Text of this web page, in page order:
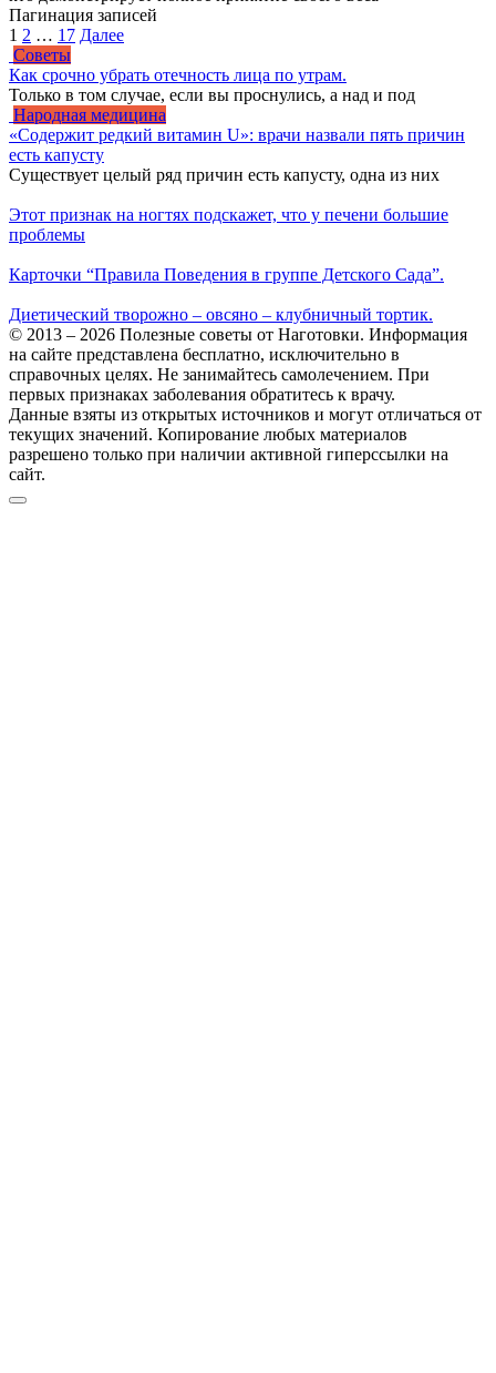
Пагинация записей
1 2 … 17 Далее
Советы
Как срочно убрать отечность лица по утрам.
Только в том случае, если вы проснулись, а над и под
Народная медицина
«Содержит редкий витамин U»: врачи назвали пять причин
есть капусту
Существует целый ряд причин есть капусту, одна из них
Этот признак на ногтях подскажет, что у печени большие
проблемы
Карточки “Правила Поведения в группе Детского Сада”.
Диетический творожно – овсяно – клубничный тортик.
© 2013 – 2026 Полезные советы от Наготовки. Информация
на сайте представлена бесплатно, исключительно в
справочных целях. Не занимайтесь самолечением. При
первых признаках заболевания обратитесь к врачу.
Данные взяты из открытых источников и могут отличаться от
текущих значений. Копирование любых материалов
разрешено только при наличии активной гиперссылки на
сайт.